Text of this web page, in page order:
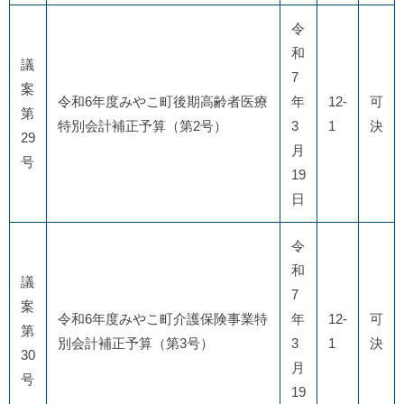
議
案
第
29
号
令和6年度みやこ町後期高齢者医療
特別会計補正予算（第2号）
令
和
7
年
3
月
19
日
12-
1
可
決
議
案
第
30
号
令和6年度みやこ町介護保険事業特
別会計補正予算（第3号）
令
和
7
年
3
月
19
12-
1
可
決